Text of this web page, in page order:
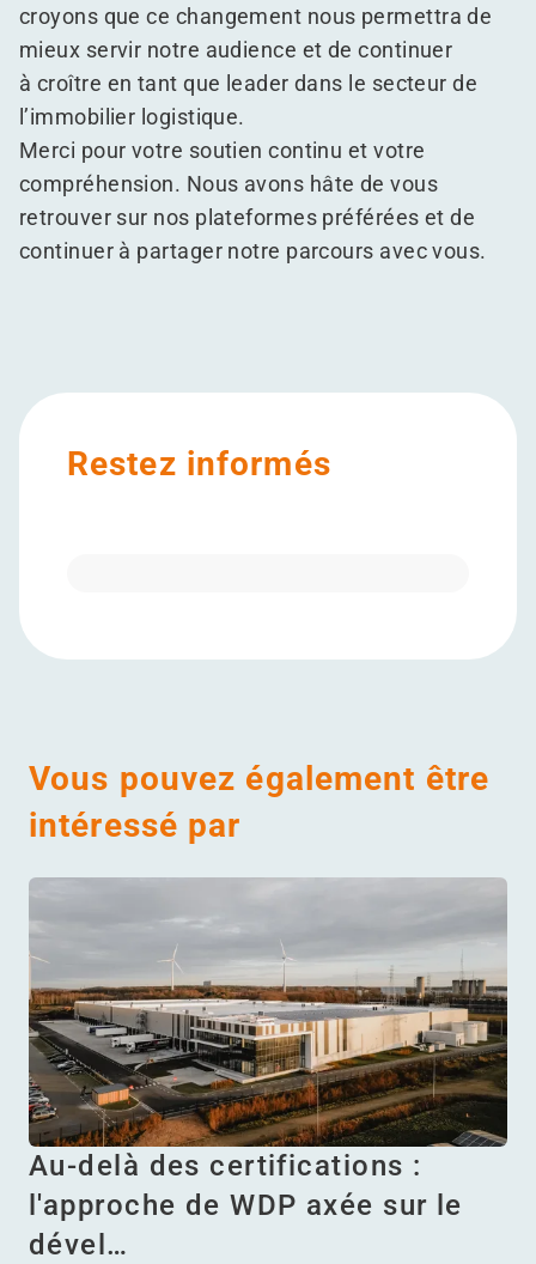
croyons que ce changement nous permettra de
mieux servir notre audience et de continuer
à croître en tant que leader dans le secteur de
l’immobilier logistique.
Merci pour votre soutien continu et votre
compréhension. Nous avons hâte de vous
retrouver sur nos plateformes préférées et de
continuer à partager notre parcours avec vous.
Restez informés
Vous pouvez également être
intéressé par
Au-delà des certifications :
l'approche de WDP axée sur le
dével…